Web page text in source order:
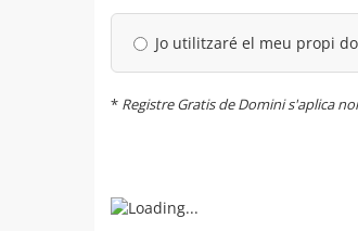
Jo utilitzaré el meu propi
* Registre Gratis de Domini s'aplica